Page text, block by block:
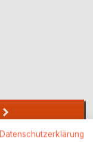
Datenschutzerklärung